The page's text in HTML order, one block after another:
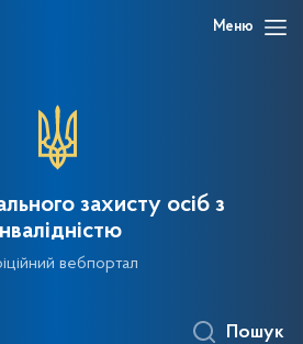
Меню
захисту осіб з
вебпортал
Пошук